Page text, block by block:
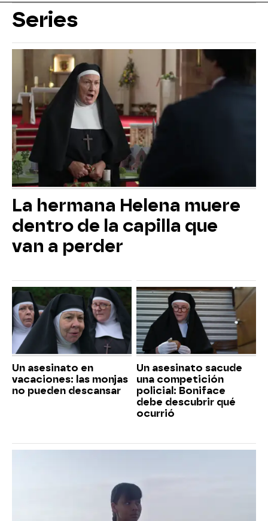
Series
La hermana Helena muere
dentro de la capilla que
van a perder
Un asesinato en
vacaciones: las monjas
no pueden descansar
Un asesinato sacude
una competición
policial: Boniface
debe descubrir qué
ocurrió